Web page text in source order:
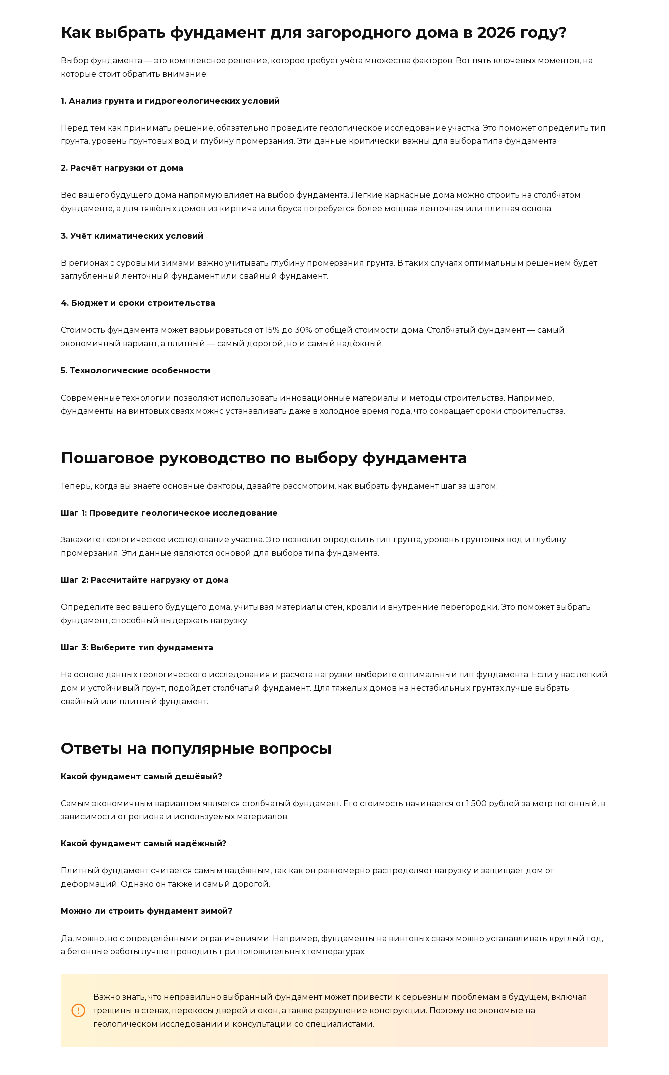
Как выбрать фундамент для загородного дома в 2026 году?
Выбор фундамента — это комплексное решение, которое требует учёта множества факторов. Вот пять ключевых моментов, на
которые стоит обратить внимание:
1. Анализ грунта и гидрогеологических условий
Перед тем как принимать решение, обязательно проведите геологическое исследование участка. Это поможет определить тип
грунта, уровень грунтовых вод и глубину промерзания. Эти данные критически важны для выбора типа фундамента.
2. Расчёт нагрузки от дома
Вес вашего будущего дома напрямую влияет на выбор фундамента. Лёгкие каркасные дома можно строить на столбчатом
фундаменте, а для тяжёлых домов из кирпича или бруса потребуется более мощная ленточная или плитная основа.
3. Учёт климатических условий
В регионах с суровыми зимами важно учитывать глубину промерзания грунта. В таких случаях оптимальным решением будет
заглубленный ленточный фундамент или свайный фундамент.
4. Бюджет и сроки строительства
Стоимость фундамента может варьироваться от 15% до 30% от общей стоимости дома. Столбчатый фундамент — самый
экономичный вариант, а плитный — самый дорогой, но и самый надёжный.
5. Технологические особенности
Современные технологии позволяют использовать инновационные материалы и методы строительства. Например,
фундаменты на винтовых сваях можно устанавливать даже в холодное время года, что сокращает сроки строительства.
Пошаговое руководство по выбору фундамента
Теперь, когда вы знаете основные факторы, давайте рассмотрим, как выбрать фундамент шаг за шагом:
Шаг 1: Проведите геологическое исследование
Закажите геологическое исследование участка. Это позволит определить тип грунта, уровень грунтовых вод и глубину
промерзания. Эти данные являются основой для выбора типа фундамента.
Шаг 2: Рассчитайте нагрузку от дома
Определите вес вашего будущего дома, учитывая материалы стен, кровли и внутренние перегородки. Это поможет выбрать
фундамент, способный выдержать нагрузку.
Шаг 3: Выберите тип фундамента
На основе данных геологического исследования и расчёта нагрузки выберите оптимальный тип фундамента. Если у вас лёгкий
дом и устойчивый грунт, подойдёт столбчатый фундамент. Для тяжёлых домов на нестабильных грунтах лучше выбрать
свайный или плитный фундамент.
Ответы на популярные вопросы
Какой фундамент самый дешёвый?
Самым экономичным вариантом является столбчатый фундамент. Его стоимость начинается от 1 500 рублей за метр погонный, в
зависимости от региона и используемых материалов.
Какой фундамент самый надёжный?
Плитный фундамент считается самым надёжным, так как он равномерно распределяет нагрузку и защищает дом от
деформаций. Однако он также и самый дорогой.
Можно ли строить фундамент зимой?
Да, можно, но с определёнными ограничениями. Например, фундаменты на винтовых сваях можно устанавливать круглый год,
а бетонные работы лучше проводить при положительных температурах.
Важно знать, что неправильно выбранный фундамент может привести к серьёзным проблемам в будущем, включая
трещины в стенах, перекосы дверей и окон, а также разрушение конструкции. Поэтому не экономьте на
геологическом исследовании и консультации со специалистами.